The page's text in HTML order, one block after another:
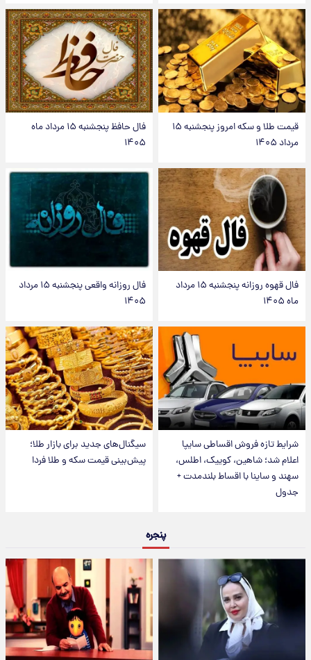
قیمت طلا و سکه امروز پنجشنبه ۱۵
مرداد ۱۴۰۵
فال حافظ پنجشنبه ۱۵ مرداد ماه
۱۴۰۵
فال قهوه روزانه پنجشنبه ۱۵ مرداد
ماه ۱۴۰۵
فال روزانه واقعی پنجشنبه ۱۵ مرداد
۱۴۰۵
شرایط تازه فروش اقساطی سایپا
اعلام شد؛ شاهین، کوییک، اطلس،
سهند و ساینا با اقساط بلندمدت +
جدول
سیگنال‌های جدید برای بازار طلا؛
پیش‌بینی قیمت سکه و طلا فردا
پنجره